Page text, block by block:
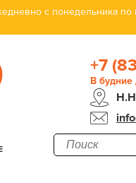
с понедельника по
+7
В будние